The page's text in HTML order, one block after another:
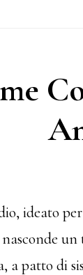
ideato
a patto di